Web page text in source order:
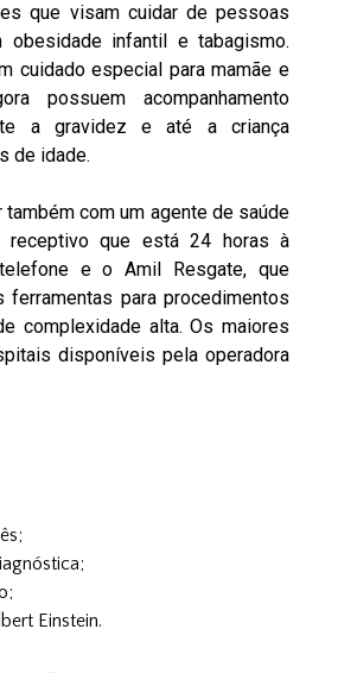
que visam cuidar de pessoas
obesidade infantil e tabagismo.
cuidado especial para mamãe e
possuem acompanhamento
a gravidez e até a criança
de idade.
com um agente de saúde
receptivo que está 24 horas à
e o Amil Resgate, que
ferramentas para procedimentos
complexidade alta. Os maiores
disponíveis pela operadora
Einstein.